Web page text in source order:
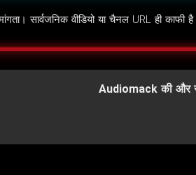
सार्वजनिक वीडियो या चैनल URL ही काफी
Audiomack की और